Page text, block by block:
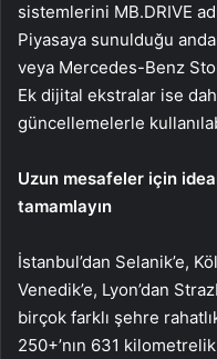
sistemlerini MB.DRIVE
Piyasaya sunulduğu
veya Mercedes-Benz
Ek dijital ekstralar ise
güncellemelerle
Uzun mesafeler için
tamamlayın
İstanbul’dan Selanik’e,
Venedik’e, Lyon’dan
birçok farklı şehre
250+’nın 631